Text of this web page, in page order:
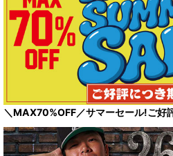
＼MAX70%OFF／サマーセール!ご好